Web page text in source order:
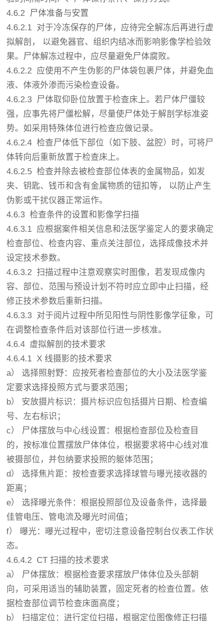
4.6.2 尸体准备与安置
4.6.2.1 对于冷冻保存的尸体，应待完全解冻后再进行虚
拟解剖， 以避免器官、组织内结冰而影响影像学检验效
果。尸体解冻过程中，应尽量避免尸体腐败。
4.6.2.2 应使用不产生伪影的尸体袋包裹尸体，并避免血
液、体液外渗而污染检查设备。
4.6.2.3 尸体取仰卧位放置于检查床上。若尸体尸僵较
强，应事先将尸僵松解，尽量使尸体处于解剖学标准姿
势。如采用特殊体位进行检查应做记录。
4.6.2.4 检查尸体低下部位（如下肢、盆腔）时，可将尸
体转向后重新放置于检查床上。
4.6.2.5 检查并除去被检查部位体表的金属物品，如发
夹、钥匙、钱币和含有金属物质的钮扣等， 以防止产生
伪影或干扰仪器正常运作。
4.6.3 检查条件的设置和影像学扫描
4.6.3.1 应根据案件相关信息和法医学鉴定人的要求确定
检查部位、检查内容、重点关注部位，选择成像技术并
设定技术参数。
4.6.3.2 扫描过程中注意观察实时图像，若发现成像内
容、部位、范围与预设计划不符时应立即中止扫描，经
修正技术参数后重新扫描。
4.6.3.3 对于阅片过程中所见阳性与阴性影像学征象，可
在调整检查条件后对该部位行进一步核准。
4.6.4 虚拟解剖的技术要求
4.6.4.1 X 线摄影的技术要求
a） 选择照射野：应按死者检查部位的大小及法医学鉴
定要求选择投照方式与要求范围；
b） 安放摄片标识：摄片标识应包括摄片日期、检查编
号、左右标识；
c） 尸体摆放与中心线设置：根据检查部位及检查目
的，按标准位置摆放尸体体位，根据要求将中心线对准
被摄部位，并包纳要求投照的躯体范围；
d） 选择焦片距：按检查要求选择球管与曝光接收器的
距离；
e） 选择曝光条件：根据投照部位及设备条件，选择最
佳管电压、管电流及曝光时间值；
f） 曝光：曝光过程中，密切注意设备控制台仪表工作状
态。
4.6.4.2 CT 扫描的技术要求
a） 尸体摆放：根据检查要求摆放尸体体位及头部朝
向，可采用适当的辅助装置，固定死者的检查位置。依
据检查部位调节检查床面高度；
b） 扫描定位：进行定位扫描，根据定位图像修正扫描